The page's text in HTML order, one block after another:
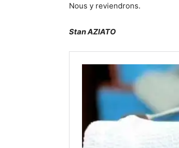
Nous y reviendrons.
Stan AZIATO